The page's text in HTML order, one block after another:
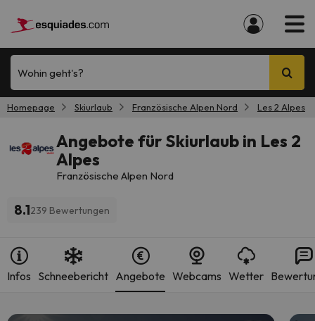
Wohin geht's?
Homepage Skiurlaub Französische Alpen Nord Les 2 Alpes
Angebote für Skiurlaub in Les 2
Alpes
Französische Alpen Nord
8.1239 Bewertungen
Infos Schneebericht Angebote Webcams Wetter